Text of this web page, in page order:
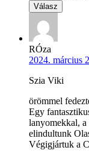
Válasz
RÓza
2024. március
Szia Viki
örömmel
Egy
lanyomekkal,
elindultunk
Végigjártuk a